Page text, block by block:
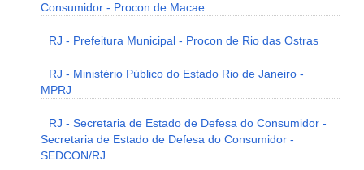
Consumidor - Procon de Macae
RJ - Prefeitura Municipal - Procon de Rio das Ostras
RJ - Ministério Público do Estado Rio de Janeiro -
MPRJ
RJ - Secretaria de Estado de Defesa do Consumidor -
Secretaria de Estado de Defesa do Consumidor -
SEDCON/RJ